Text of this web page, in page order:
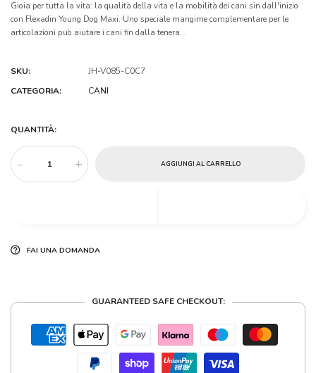
Gioia per tutta la vita: la qualità della vita e la mobilità dei cani sin dall'inizio
con Flexadin Young Dog Maxi. Uno speciale mangime complementare per le
articolazioni può aiutare i cani fin dalla tenera...
SKU:
JH-V085-C0C7
CATEGORIA:
CANI
QUANTITÀ:
- + AGGIUNGI AL CARRELLO
FAI UNA DOMANDA
GUARANTEED SAFE CHECKOUT: